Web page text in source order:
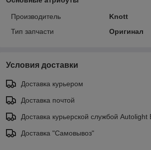
Производитель
Knott
Тип запчасти
Оригинал
Условия доставки
Доставка курьером
Доставка почтой
Доставка курьерской службой Autolight
Доставка "Самовывоз"